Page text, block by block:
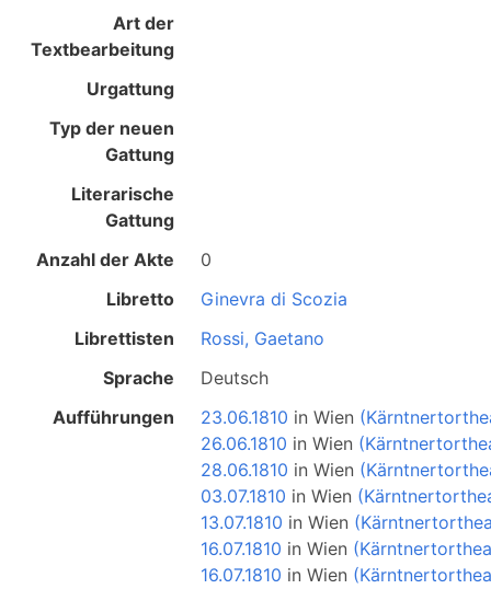
Art der
Textbearbeitung
Urgattung
Typ der neuen
Gattung
Literarische
Gattung
Anzahl der Akte
0
Libretto
Ginevra di Scozia
Librettisten
Rossi, Gaetano
Sprache
Deutsch
Aufführungen
23.06.1810 inWien
26.06.1810 inWien
28.06.1810 inWien
03.07.1810 inWien
13.07.1810 inWien
16.07.1810 inWien
16.07.1810 inWien